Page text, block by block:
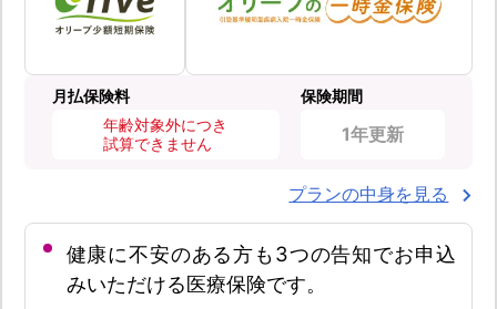
月払保険料
年齢対象外につき
試算できません
保険期間
1年更新
プランの中身を見る
健康に不安のある方も3つの告知でお申込
みいただける医療保険です。